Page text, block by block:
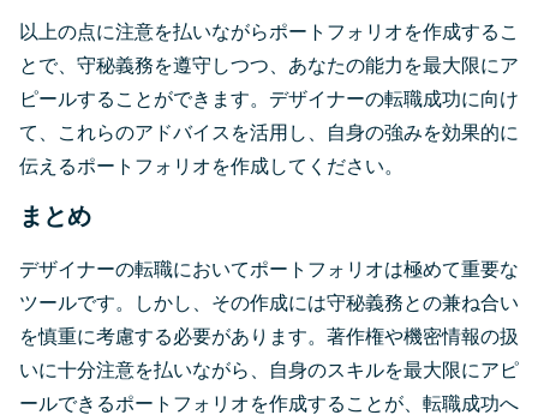
以上の点に注意を払いながらポートフォリオを作成するこ
とで、守秘義務を遵守しつつ、あなたの能力を最大限にア
ピールすることができます。デザイナーの転職成功に向け
て、これらのアドバイスを活用し、自身の強みを効果的に
伝えるポートフォリオを作成してください。
まとめ
デザイナーの転職においてポートフォリオは極めて重要な
ツールです。しかし、その作成には守秘義務との兼ね合い
を慎重に考慮する必要があります。著作権や機密情報の扱
いに十分注意を払いながら、自身のスキルを最大限にアピ
ールできるポートフォリオを作成することが、転職成功へ